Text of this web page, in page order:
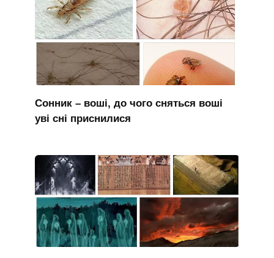
Сонник – воші, до чого сняться воші
уві сні приснилися